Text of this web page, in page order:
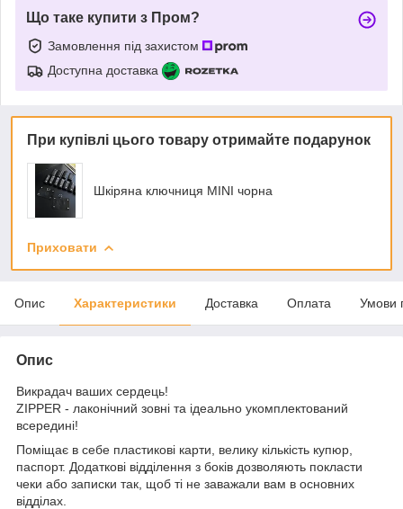
Що таке купити з Пром?
Замовлення під захистом
Доступна доставка
При купівлі цього товару отримайте подарунок
Шкіряна ключниця MINI чорна
Приховати
Опис Характеристики Доставка Оплата Умови
Опис
Викрадач ваших сердець!
ZIPPER - лаконічний зовні та ідеально укомплектований
всередині!
Поміщає в себе пластикові карти, велику кількість купюр,
паспорт. Додаткові відділення з боків дозволяють покласти
чеки або записки так, щоб ті не заважали вам в основних
відділах.